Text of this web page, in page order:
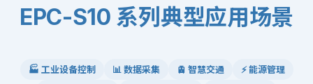
EPC-S10 系列典型应用场景
🏭 工业设备控制 📊 数据采集 🚊 智慧交通
⚡ 能源管理